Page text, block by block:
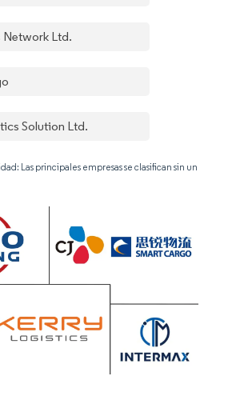
Network Ltd.
Solution Ltd.
Las principales empresas se clasifican sin un